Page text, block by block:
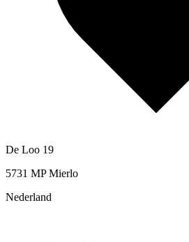
De Loo 19
5731 MP Mierlo
Nederland